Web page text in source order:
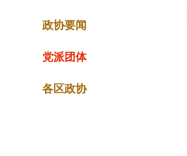
政协要闻
党派团体
各区政协